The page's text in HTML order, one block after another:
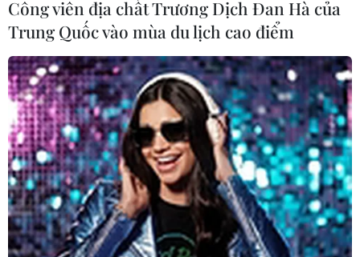
Nhìn lại chiến dịch giải cứu đội
bóng Thái Lan qua ảnh
11/07/2018 02:16
Công viên địa chất Trương Dịch Đan Hà của
Trung Quốc vào mùa du lịch cao điểm